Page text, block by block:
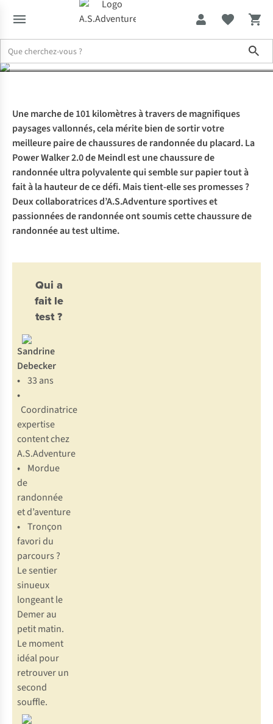
Power Walker 2.0
Une marche de 101 kilomètres à travers de magnifiques
paysages vallonnés, cela mérite bien de sortir votre
meilleure paire de chaussures de randonnée du placard. La
Power Walker 2.0 de Meindl est une chaussure de
randonnée ultra polyvalente qui semble sur papier tout à
fait à la hauteur de ce défi. Mais tient-elle ses promesses ?
Deux collaboratrices d’A.S.Adventure sportives et
passionnées de randonnée ont soumis cette chaussure de
randonnée au test ultime.
Qui a
fait le
test ?
Sandrine
Debecker
• 33 ans
•
Coordinatrice
expertise
content chez
A.S.Adventure
• Mordue
de
randonnée
et d’aventure
• Tronçon
favori du
parcours ?
Le sentier
sinueux
longeant le
Demer au
petit matin.
Le moment
idéal pour
retrouver un
second
souffle.